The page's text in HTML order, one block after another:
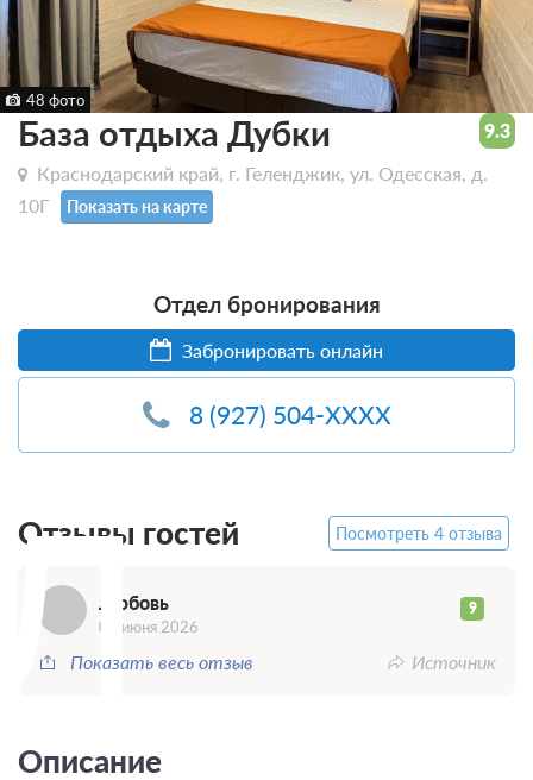
48 фото
База отдыха Дубки
Краснодарский край, г. Геленджик, ул. Одесская, д.
10Г
Показать на карте
Отдел бронирования
Забронировать онлайн
8 (927) 504-XXXX
9.3
Отзывы гостей Посмотреть 4 отзыва
Любовь 9
02 июня 2026
Показать весь отзыв Источник
Описание